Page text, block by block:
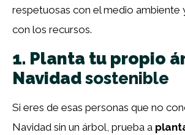
respetuosas con el medio ambiente
con los recursos.
1. Planta tu propio
Navidadsostenible
Si eres de esas personas que no
Navidad sin un árbol, prueba a